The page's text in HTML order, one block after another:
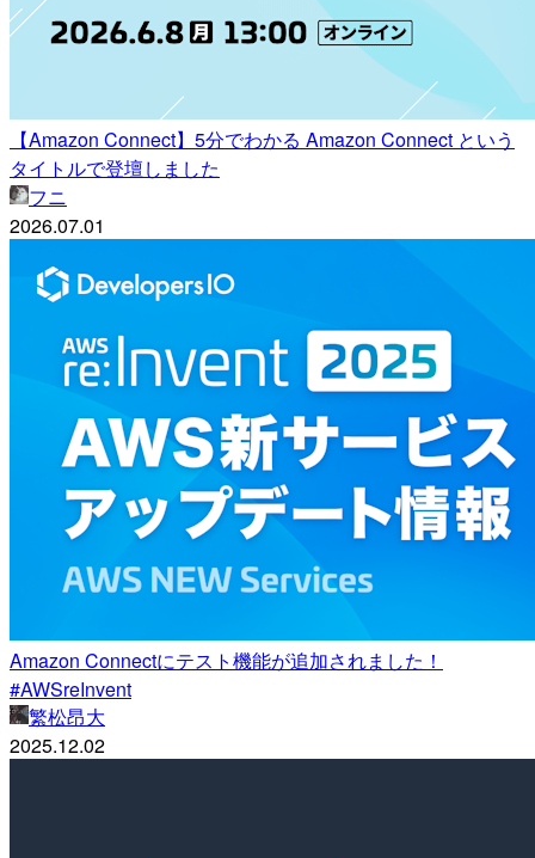
【Amazon Connect】5分でわかる Amazon Connect という
タイトルで登壇しました
フニ
2026.07.01
Amazon Connectにテスト機能が追加されました！
#AWSreInvent
繁松昂大
2025.12.02